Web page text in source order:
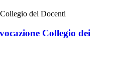
dei Docenti
Collegio dei